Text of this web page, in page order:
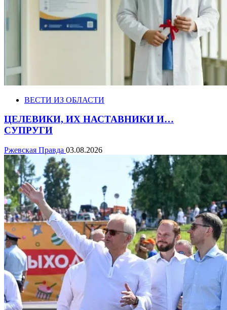
ВЕСТИ ИЗ ОБЛАСТИ
ЦЕЛЕВИКИ, ИХ НАСТАВНИКИ И…
СУПРУГИ
Ржевская Правда 03.08.2026